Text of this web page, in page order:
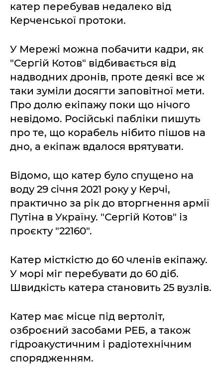
катер перебував недалеко від
Керченської протоки.
У Мережі можна побачити кадри, як
"Сергій Котов" відбивається від
надводних дронів, проте деякі все ж
таки зуміли досягти заповітної мети.
Про долю екіпажу поки що нічого
невідомо. Російські пабліки пишуть
про те, що корабель нібито пішов на
дно, а екіпаж вдалося врятувати.
Відомо, що катер було спущено на
воду 29 січня 2021 року у Керчі,
практично за рік до вторгнення армії
Путіна в Україну. "Сергій Котов" із
проєкту "22160".
Катер місткістю до 60 членів екіпажу.
У морі міг перебувати до 60 діб.
Швидкість катера становить 25 вузлів.
Катер має місце під вертоліт,
озброєний засобами РЕБ, а також
гідроакустичним і радіотехнічним
спорядженням.